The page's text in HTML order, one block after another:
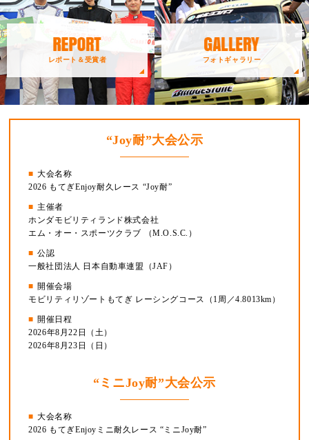
レポート＆受賞者 フォトギャラリー
“Joy耐”大会公示
大会名称
2026 もてぎEnjoy耐久レース “Joy耐”
主催者
ホンダモビリティランド株式会社
エム・オー・スポーツクラブ （M.O.S.C.）
公認
一般社団法人 日本自動車連盟（JAF）
開催会場
モビリティリゾートもてぎ レーシングコース（1周／4.8013km）
開催日程
2026年8月22日（土）
2026年8月23日（日）
“ミニJoy耐”大会公示
大会名称
2026 もてぎEnjoyミニ耐久レース “ミニJoy耐”